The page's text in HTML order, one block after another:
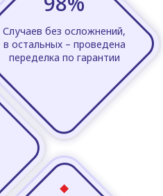
Случаев без осложнений,
в остальных – проведена
переделка по гарантии